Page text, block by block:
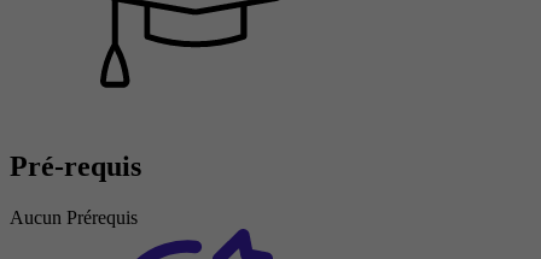
Pré-requis
Aucun Prérequis